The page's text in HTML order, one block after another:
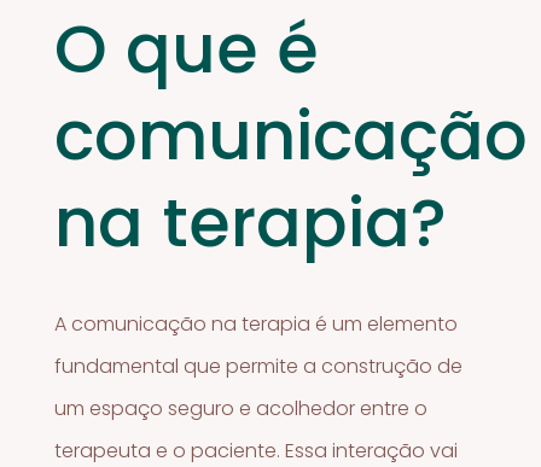
O que é
comunicação
na terapia?
A comunicação na terapia é um elemento
fundamental que permite a construção de
um espaço seguro e acolhedor entre o
terapeuta e o paciente. Essa interação vai